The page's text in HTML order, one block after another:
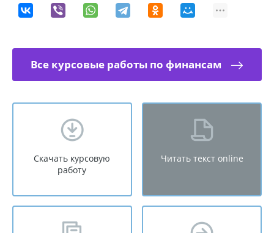
Все курсовые работы по финансам
Скачать курсовую
работу
Читать текст online